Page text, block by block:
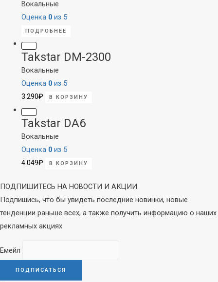
Вокальные
Оценка 0из 5
ПОДРОБНЕЕ
Takstar DM-2300
Вокальные
Оценка 0из 5
3.290₽ В КОРЗИНУ
Takstar DA6
Вокальные
Оценка 0из 5
4.049₽ В КОРЗИНУ
ПОДПИШИТЕСЬ НА НОВОСТИ И АКЦИИ
Подпишись, что бы увидеть последние новинки, новые
тенденции раньше всех, а также получить информацию о наших
рекламных акциях
Емейл